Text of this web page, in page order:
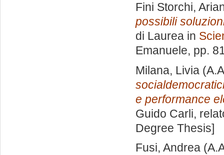
Fini Storchi,
possibili
di Laurea in
Emanuele, pp.
Milana, Livia
e performance
Guido Carli,
Degree Thesis]
Fusi, Andrea